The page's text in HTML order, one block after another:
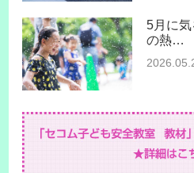
5月に
の熱…